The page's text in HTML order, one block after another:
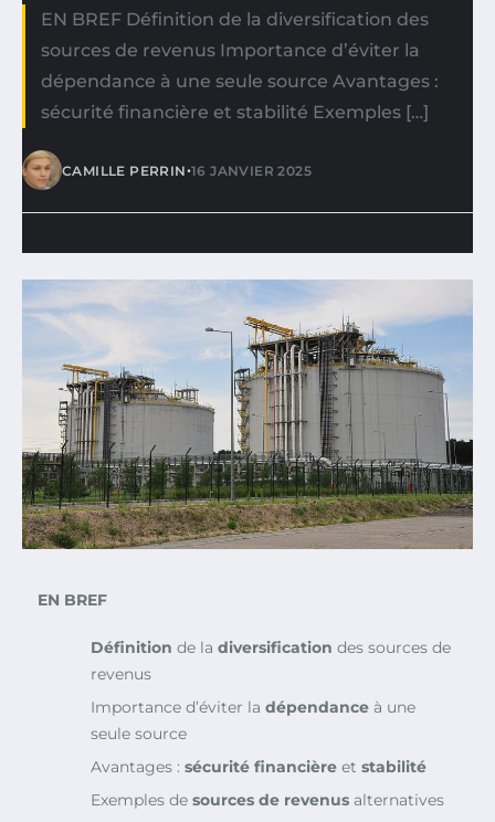
EN BREF Définition de la diversification des
sources de revenus Importance d’éviter la
dépendance à une seule source Avantages :
sécurité financière et stabilité Exemples […]
CAMILLE PERRIN•16 JANVIER 2025
EN BREF
Définition de la diversification des sources de
revenus
Importance d’éviter la dépendance à une
seule source
Avantages : sécurité financière et stabilité
Exemples de sources de revenus alternatives